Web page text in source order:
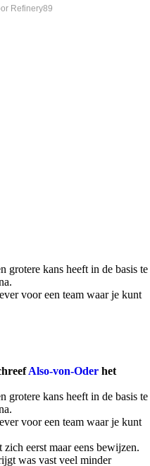
Refinery89
grotere kans heeft in de basis te
voor een team waar je kunt
Also-von-Oder het
grotere kans heeft in de basis te
voor een team waar je kunt
eerst maar eens bewijzen.
was vast veel minder